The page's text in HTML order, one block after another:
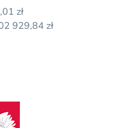
zł
929,84 zł